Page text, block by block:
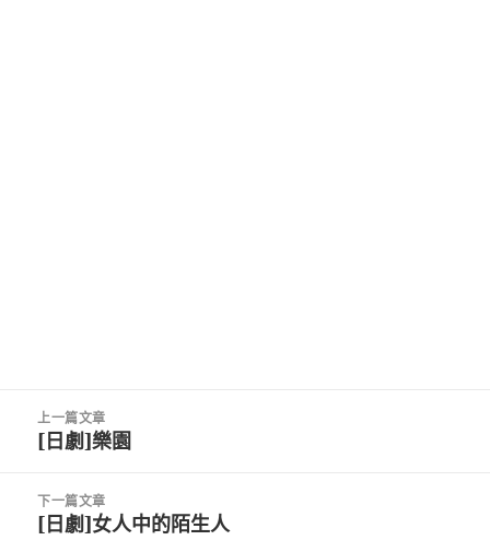
上一篇文章
上
篇
文
[日劇]樂園
下一篇文章
下
[日劇]女人中的陌生人